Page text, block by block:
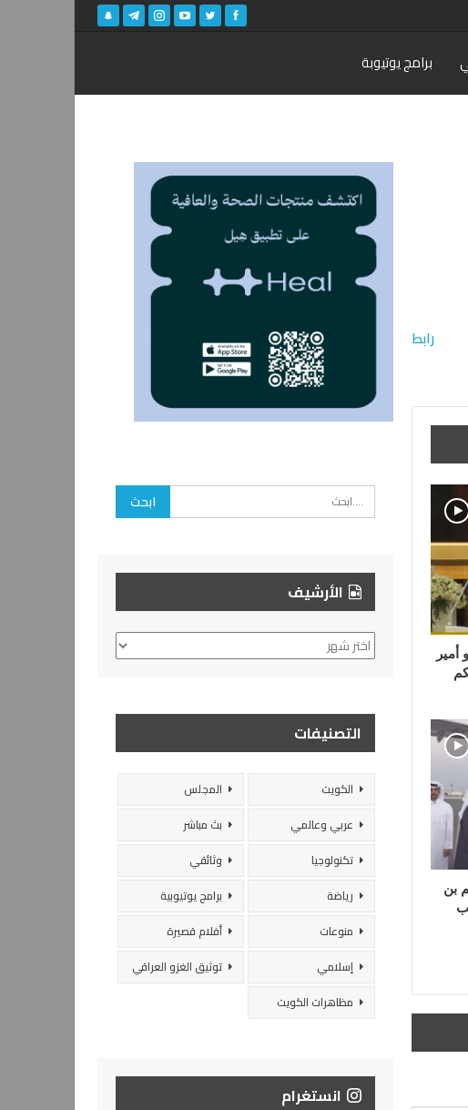
برامج يوتيوبة
رابط
بن
الأرشيف
الأرشيف
التصنيفات
الكويت
المجلس
عربي وعالمي
بث مباشر
تكنولوجيا
وثائقي
رياضة
برامج يوتيوبية
منوعات
أفلام قصيرة
إسلامي
توثيق الغزو العراقي
مظاهرات الكويت
انستغرام